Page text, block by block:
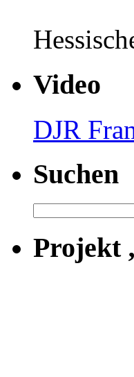
Video
DJR
Suchen
nach:
Projekt